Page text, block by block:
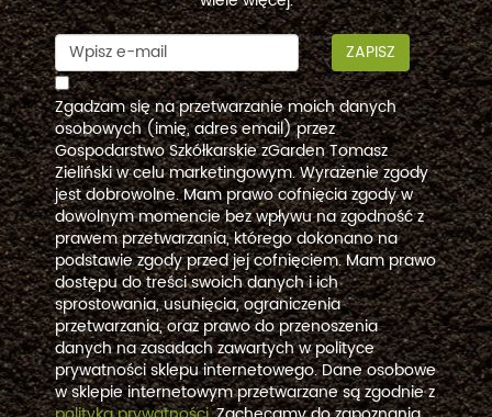
ZAPISZ
Zgadzam się na przetwarzanie moich danych
osobowych (imię, adres email) przez
Gospodarstwo Szkółkarskie zGarden Tomasz
Zieliński w celu marketingowym. Wyrażenie zgody
jest dobrowolne. Mam prawo cofnięcia zgody w
dowolnym momencie bez wpływu na zgodność z
prawem przetwarzania, którego dokonano na
podstawie zgody przed jej cofnięciem. Mam prawo
dostępu do treści swoich danych i ich
sprostowania, usunięcia, ograniczenia
przetwarzania, oraz prawo do przenoszenia
danych na zasadach zawartych w polityce
prywatności sklepu internetowego. Dane osobowe
w sklepie internetowym przetwarzane są zgodnie z